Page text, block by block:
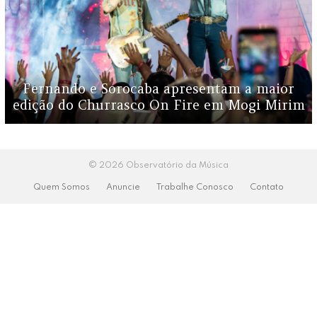
Fernando e Sorocaba apresentam a maior
edição do Churrasco On Fire em Mogi Mirim
© 2026 Observatório da Música
Quem Somos Anuncie Trabalhe Conosco Contato